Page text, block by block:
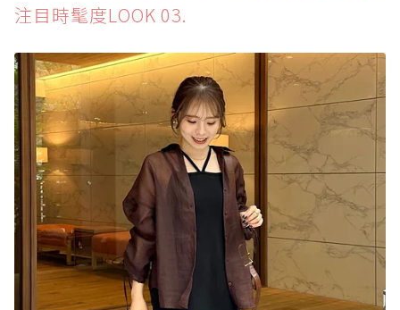
注目時髦度LOOK 03.